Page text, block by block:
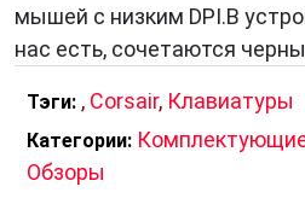
интерфейсы становятся
популярными, но
информационных
мышей с низким DPI.В
нас есть, сочетаются
Тэги: , Corsair, Клавиатуры
Категории:
Обзоры